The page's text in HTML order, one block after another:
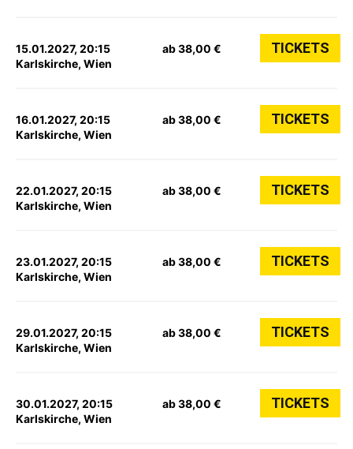
15.01.2027, 20:15
Karlskirche, Wien
ab 38,00 € TICKETS
16.01.2027, 20:15
Karlskirche, Wien
ab 38,00 € TICKETS
22.01.2027, 20:15
Karlskirche, Wien
ab 38,00 € TICKETS
23.01.2027, 20:15
Karlskirche, Wien
ab 38,00 € TICKETS
29.01.2027, 20:15
Karlskirche, Wien
ab 38,00 € TICKETS
30.01.2027, 20:15
Karlskirche, Wien
ab 38,00 € TICKETS